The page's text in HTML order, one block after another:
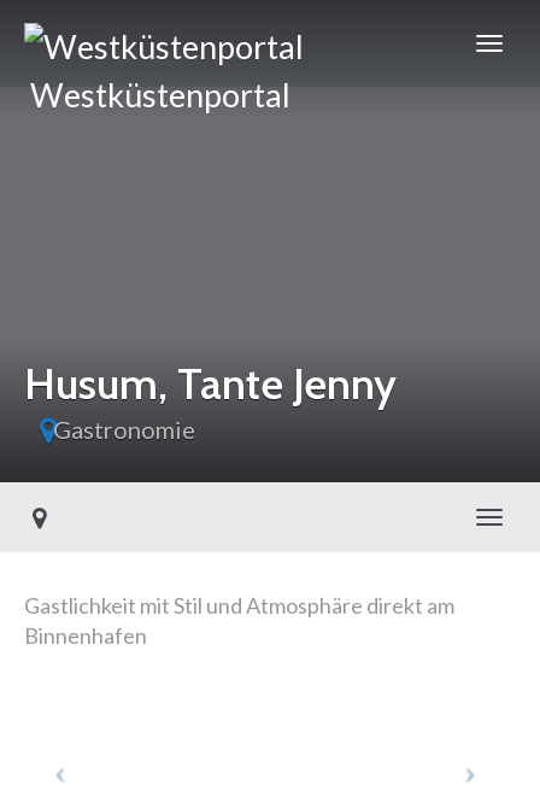
Westküstenportal
Husum, Tante Jenny
Gastronomie
Gastlichkeit mit Stil und Atmosphäre direkt am
Binnenhafen